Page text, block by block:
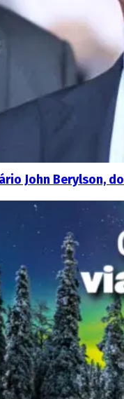
John Berylson,